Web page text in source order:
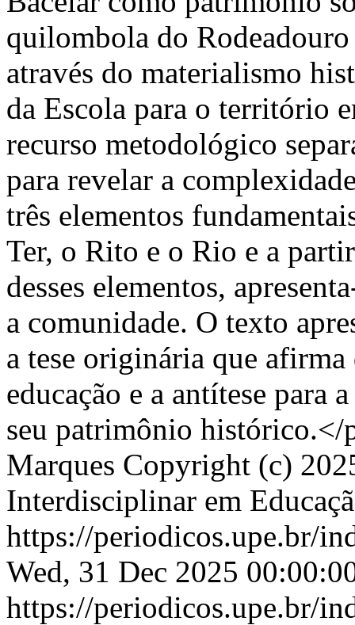
quilombola do
através do materialismo
da Escola para o território
recurso metodológico
para revelar a
três elementos
Ter, o Rito e o Rio e a
desses elementos,
a comunidade. O texto
a tese originária que
educação e a antítese para
seu patrimônio histórico.</
Marques Copyright (c)
Interdisciplinar em
https://periodicos.upe.br/
Wed, 31 Dec 2025
https://periodicos.upe.br/